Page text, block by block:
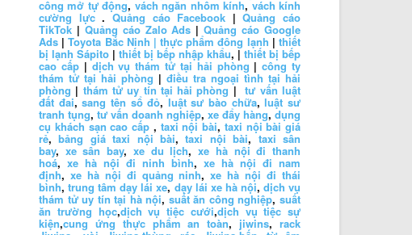
công mở tự động, vách ngăn nhôm kính,vách kính
cường lực.Quảng cáo Facebook |Quảng cáo
TikTok | Quảng cáo Zalo Ads |Quảng cáo Google
Ads |Toyota Bắc Ninh | thực phẩm đông lạnh |thiết
bị lạnh Sápito | thiết bị bếp nhập khẩu, |thiết bị bếp
cao cấp|dịch vụ thám tử tại hải phòng |công ty
thám tử tại hải phòng | điều tra ngoại tình tại hải
phòng | thám tử uy tín tại hải phòng |tư vấn luật
đất đai,sang tên sổ đỏ,luật sư bào chữa,luật sư
tranh tụng, tư vấn doanh nghiệp, xe đẩy hàng, dụng
cụ khách sạn cao cấp , taxi nội bài, taxi nội bài giá
rẻ,bảng giá taxi nội bài,taxi nội bài,taxi sân
bay, xe sân bay, xe du lịch,xe hà nội đi thanh
hoá, xe hà nội đi ninh bình, xe hà nội đi nam
định, xe hà nội đi quảng ninh,xe hà nội đi thái
bình,trung tâm dạy lái xe,dạy lái xe hà nội, dịch vụ
thám tử uy tín tại hà nội, suất ăn công nghiệp,suất
ăn trường học,dịch vụ tiệc cưới,dịch vụ tiệc sự
kiện,cung ứng thực phẩm an toàn, jiwins,rack